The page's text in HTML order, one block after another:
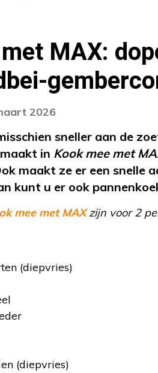
MAX:
2026
sneller aan de
in Kook mee met
maakt ze er een snelle
kunt u er ook
mee met MAXzijn voor 2
(diepvries)
(diepvries)